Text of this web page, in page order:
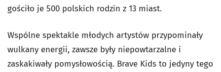
gościło je 500 polskich rodzin z 13 miast.
Wspólne spektakle młodych artystów przypominały
wulkany energii, zawsze były niepowtarzalne i
zaskakiwały pomysłowością. Brave Kids to jedyny tego